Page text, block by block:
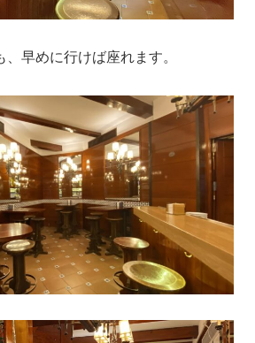
、早めに行けば座れます。